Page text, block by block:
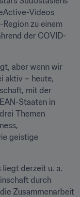
Videos
Region zu einem
der COVID-
aber wenn wir
aktiv – heute,
mit der
Staaten in
Themen
geistige
liegt derzeit u. a.
durch
Zusammenarbeit